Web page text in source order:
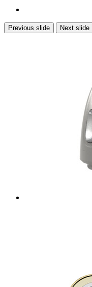
Previous slide Next slide